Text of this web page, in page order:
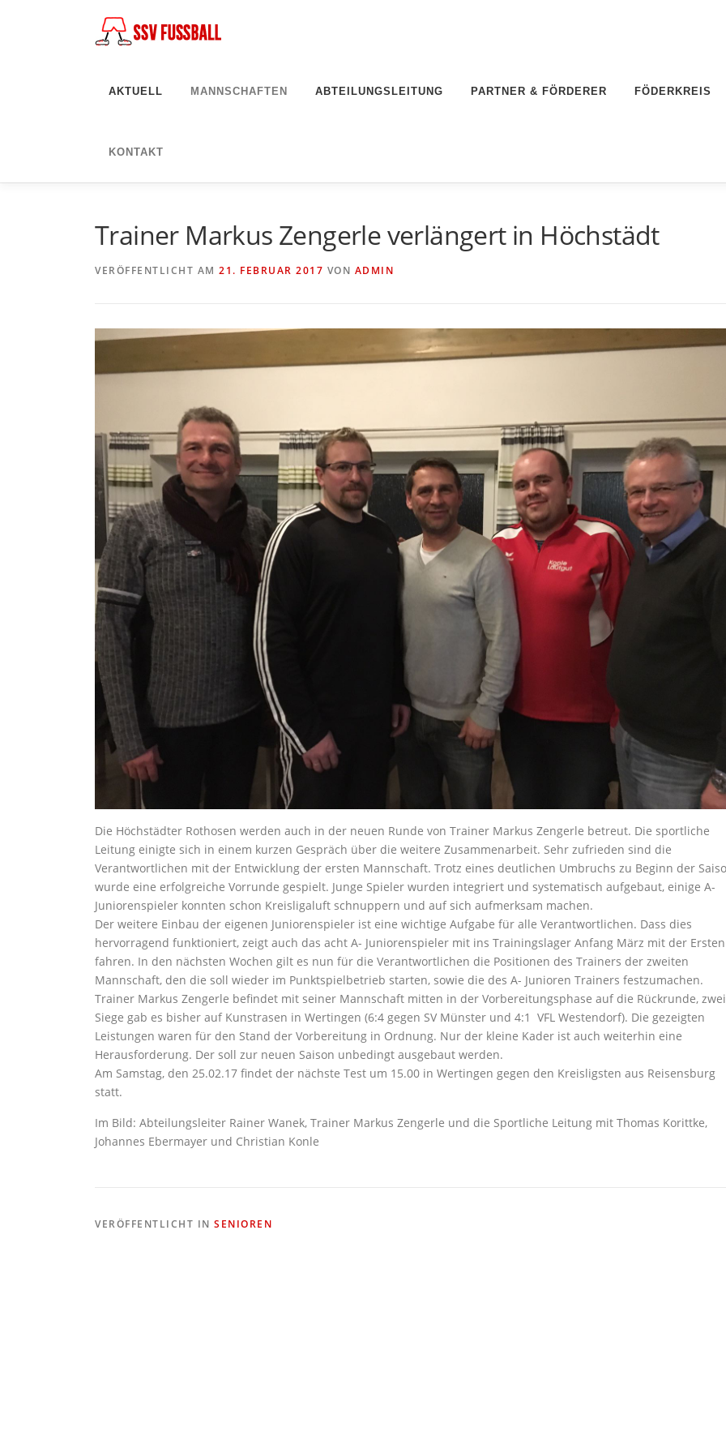
AKTUELL MANNSCHAFTEN ABTEILUNGSLEITUNG PARTNER & FÖRDERER FÖDERKREIS
KONTAKT
Trainer Markus Zengerle verlängert in Höchstädt
VERÖFFENTLICHT AM 21. FEBRUAR 2017 VON ADMIN
Die Höchstädter Rothosen werden auch in der neuen Runde von Trainer Markus Zengerle betreut. Die sportliche
Leitung einigte sich in einem kurzen Gespräch über die weitere Zusammenarbeit. Sehr zufrieden sind die
Verantwortlichen mit der Entwicklung der ersten Mannschaft. Trotz eines deutlichen Umbruchs zu Beginn der
wurde eine erfolgreiche Vorrunde gespielt. Junge Spieler wurden integriert und systematisch aufgebaut, einige A-
Juniorenspieler konnten schon Kreisligaluft schnuppern und auf sich aufmerksam machen.
Der weitere Einbau der eigenen Juniorenspieler ist eine wichtige Aufgabe für alle Verantwortlichen. Dass dies
hervorragend funktioniert, zeigt auch das acht A- Juniorenspieler mit ins Trainingslager Anfang März mit der Ersten
fahren. In den nächsten Wochen gilt es nun für die Verantwortlichen die Positionen des Trainers der zweiten
Mannschaft, den die soll wieder im Punktspielbetrieb starten, sowie die des A- Junioren Trainers festzumachen.
Trainer Markus Zengerle befindet mit seiner Mannschaft mitten in der Vorbereitungsphase auf die Rückrunde, zwei
Siege gab es bisher auf Kunstrasen in Wertingen (6:4 gegen SV Münster und 4:1 VFL Westendorf). Die gezeigten
Leistungen waren für den Stand der Vorbereitung in Ordnung. Nur der kleine Kader ist auch weiterhin eine
Herausforderung. Der soll zur neuen Saison unbedingt ausgebaut werden.
Am Samstag, den 25.02.17 findet der nächste Test um 15.00 in Wertingen gegen den Kreisligsten aus Reisensburg
statt.
Im Bild: Abteilungsleiter Rainer Wanek, Trainer Markus Zengerle und die Sportliche Leitung mit Thomas Korittke,
Johannes Ebermayer und Christian Konle
VERÖFFENTLICHT IN SENIOREN